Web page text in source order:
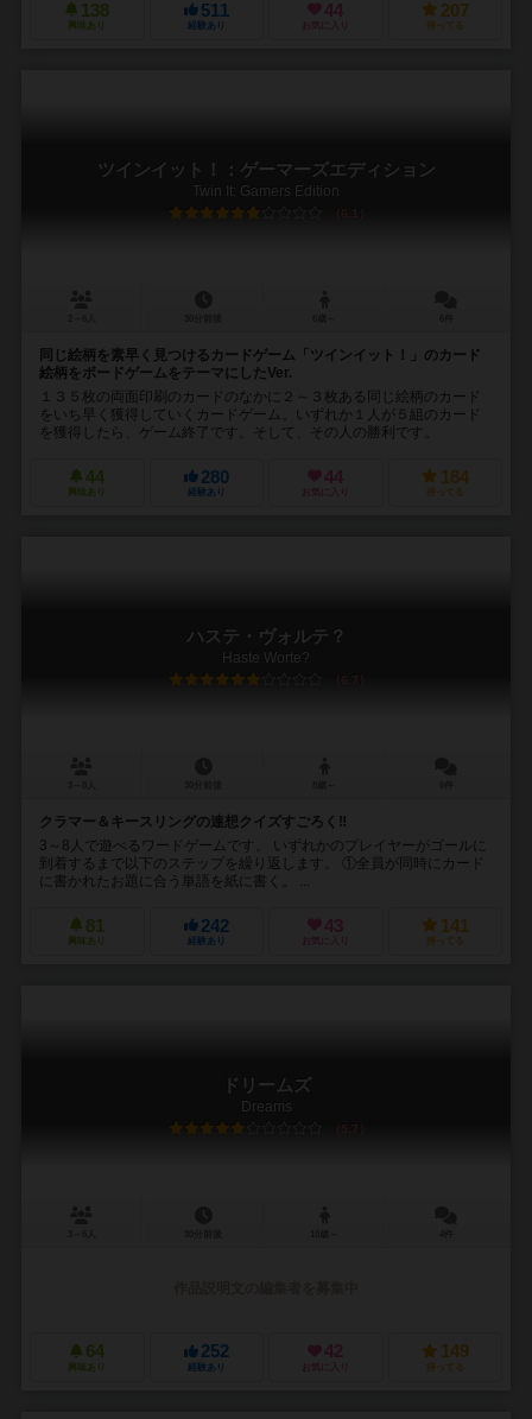
138
興味あり
511
経験あり
44
お気に入り
207
持ってる
ツインイット！：ゲーマーズエディション
Twin It: Gamers Edition
6.1
同じ絵柄を素早く見つけるカードゲーム「ツインイット！」のカード
絵柄をボードゲームをテーマにしたVer.
１３５枚の両面印刷のカードのなかに２～３枚ある同じ絵柄のカード
をいち早く獲得していくカードゲーム。いずれか１人が５組のカード
を獲得したら、ゲーム終了です。そして、その人の勝利です。
44
興味あり
280
経験あり
44
お気に入り
184
持ってる
ハステ・ヴォルテ？
Haste Worte?
6.7
クラマー＆キースリングの連想クイズすごろく‼
3～8人で遊べるワードゲームです。 いずれかのプレイヤーがゴールに
到着するまで以下のステップを繰り返します。 ①全員が同時にカード
に書かれたお題に合う単語を紙に書く。 ...
81
興味あり
242
経験あり
43
お気に入り
141
持ってる
ドリームズ
Dreams
5.7
64
興味あり
252
経験あり
42
お気に入り
149
持ってる